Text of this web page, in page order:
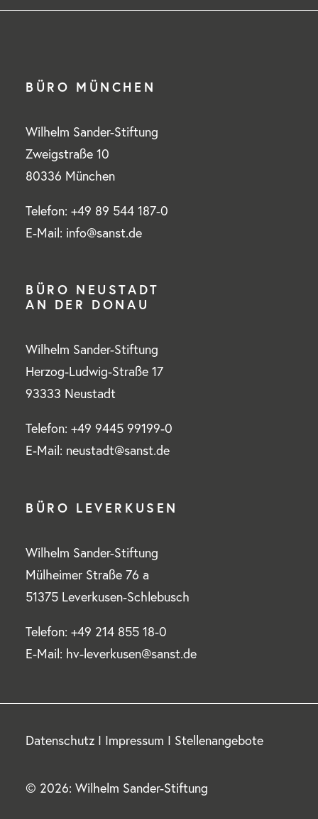
BÜRO MÜNCHEN
Wilhelm Sander-Stiftung
Zweigstraße 10
80336 München
Telefon: +49 89 544 187-0
E-Mail: info@sanst.de
BÜRO NEUSTADT
AN DER DONAU
Wilhelm Sander-Stiftung
Herzog-Ludwig-Straße 17
93333 Neustadt
Telefon: +49 9445 99199-0
E-Mail: neustadt@sanst.de
BÜRO LEVERKUSEN
Wilhelm Sander-Stiftung
Mülheimer Straße 76 a
51375 Leverkusen-Schlebusch
Telefon: +49 214 855 18-0
E-Mail: hv-leverkusen@sanst.de
Datenschutz I Impressum I Stellenangebote
© 2026: Wilhelm Sander-Stiftung